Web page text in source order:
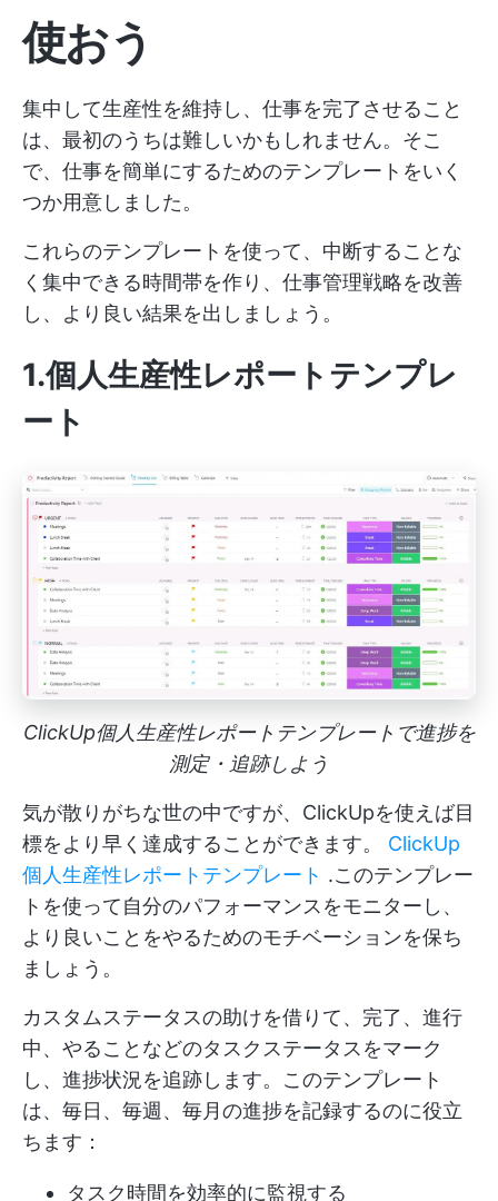
使おう
集中して生産性を維持し、仕事を完了させること
は、最初のうちは難しいかもしれません。そこ
で、仕事を簡単にするためのテンプレートをいく
つか用意しました。
これらのテンプレートを使って、中断することな
く集中できる時間帯を作り、仕事管理戦略を改善
し、より良い結果を出しましょう。
1.個人生産性レポートテンプレ
ート
ClickUp個人生産性レポートテンプレートで進捗を
測定・追跡しよう
気が散りがちな世の中ですが、ClickUpを使えば目
標をより早く達成することができます。 ClickUp
個人生産性レポートテンプレート .このテンプレー
トを使って自分のパフォーマンスをモニターし、
より良いことをやるためのモチベーションを保ち
ましょう。
カスタムステータスの助けを借りて、完了、進行
中、やることなどのタスクステータスをマーク
し、進捗状況を追跡します。このテンプレート
は、毎日、毎週、毎月の進捗を記録するのに役立
ちます：
タスク時間を効率的に監視する